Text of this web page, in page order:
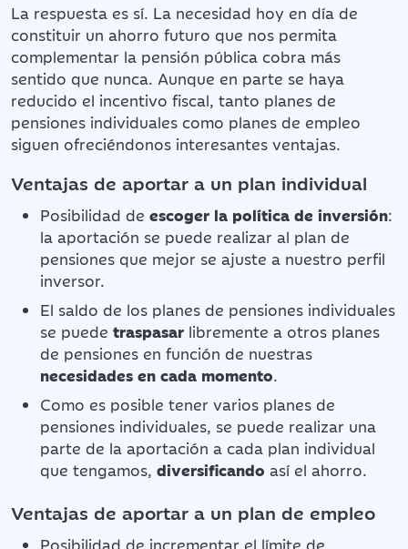
La respuesta es sí. La necesidad hoy en día de
constituir un ahorro futuro que nos permita
complementar la pensión pública cobra más
sentido que nunca. Aunque en parte se haya
reducido el incentivo fiscal, tanto planes de
pensiones individuales como planes de empleo
siguen ofreciéndonos interesantes ventajas.
Ventajas de aportar a un plan individual
Posibilidad de escoger la política de inversión:
la aportación se puede realizar al plan de
pensiones que mejor se ajuste a nuestro perfil
inversor.
El saldo de los planes de pensiones individuales
se puede traspasar libremente a otros planes
de pensiones en función de nuestras
necesidades en cada momento.
Como es posible tener varios planes de
pensiones individuales, se puede realizar una
parte de la aportación a cada plan individual
que tengamos, diversificando así el ahorro.
Ventajas de aportar a un plan de empleo
Posibilidad de incrementar el límite de